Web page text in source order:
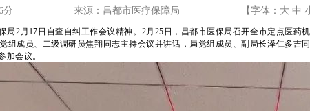
分 来源：昌都市医疗保障局 【字体： 大 中
局2月17日自查自纠工作会议精神。2月25日，昌都市医保局召开全市定点医
组成员、二级调研员焦翔同志主持会议并讲话，局党组成员、副局长泽仁多
加会议。